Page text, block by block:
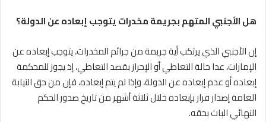
هل الأجنبي المتهم بجريمة مخدرات يتوجب إبعاده عن الدولة؟
إن الأجنبي الذي يرتكب أية جريمة من جرائم المخدرات، يتوجب إبعاده عن
الإمارات، عدا حالة التعاطي أو الإحراز بقصد التعاطي، إذ يجوز للمحكمة
إبعاده أو عدم إبعاده عن الدولة، وإذا لم يتم إبعاده، فإن من حق النيابة
العامة إصدار قرار بإبعاده خلال ثلاثة أشهر من تاريخ صدور الحكم
النهائي البات بحقه.